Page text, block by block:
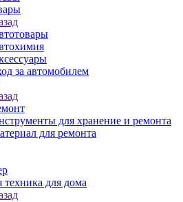
за автомобилем
для хранение и ремонта
для ремонта
техника для дома